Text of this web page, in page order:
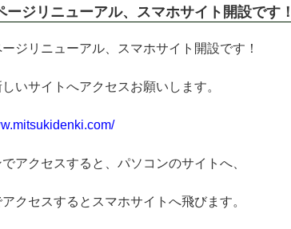
ージリニューアル、スマホサイト開設です！
ジリニューアル、スマホサイト開設です！
いサイトへアクセスお願いします。
アクセスすると、パソコンのサイトへ、
クセスするとスマホサイトへ飛びます。